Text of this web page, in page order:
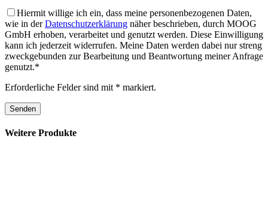
Hiermit willige ich ein, dass meine personenbezogenen Daten,
wie in derDatenschutzerklärung näher beschrieben, durch MOOG
GmbH erhoben, verarbeitet und genutzt werden. Diese Einwilligung
kann ich jederzeit widerrufen. Meine Daten werden dabei nur streng
zweckgebunden zur Bearbeitung und Beantwortung meiner Anfrage
genutzt.*
Erforderliche Felder sind mit * markiert.
Weitere Produkte